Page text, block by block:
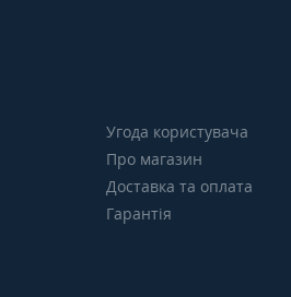
Угода користувача
Про магазин
Доставка та оплата
Гарантія